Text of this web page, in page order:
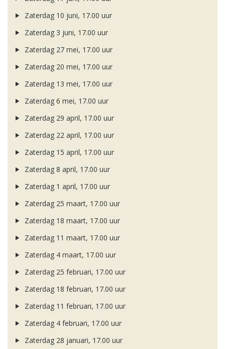
Zaterdag 10 juni, 17.00 uur
Zaterdag 3 juni, 17.00 uur
Zaterdag 27 mei, 17.00 uur
Zaterdag 20 mei, 17.00 uur
Zaterdag 13 mei, 17.00 uur
Zaterdag 6 mei, 17.00 uur
Zaterdag 29 april, 17.00 uur
Zaterdag 22 april, 17.00 uur
Zaterdag 15 april, 17.00 uur
Zaterdag 8 april, 17.00 uur
Zaterdag 1 april, 17.00 uur
Zaterdag 25 maart, 17.00 uur
Zaterdag 18 maart, 17.00 uur
Zaterdag 11 maart, 17.00 uur
Zaterdag 4 maart, 17.00 uur
Zaterdag 25 februari, 17.00 uur
Zaterdag 18 februari, 17.00 uur
Zaterdag 11 februari, 17.00 uur
Zaterdag 4 februari, 17.00 uur
Zaterdag 28 januari, 17.00 uur